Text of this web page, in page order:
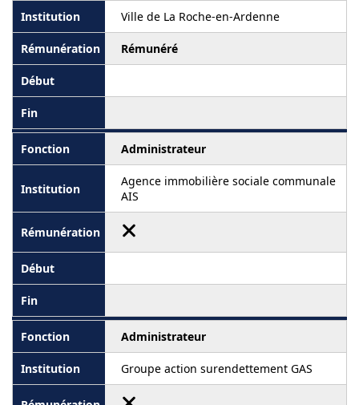
Ville de La Roche-en-Ardenne
Rémunéré
Administrateur
Agence immobilière sociale communale
AIS
Administrateur
Groupe action surendettement GAS